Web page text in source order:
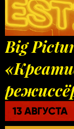
Big
13 АВГУСТА